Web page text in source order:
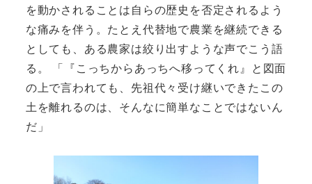
を動かされることは自らの歴史を否定されるよう
な痛みを伴う。たとえ代替地で農業を継続できる
としても、ある農家は絞り出すような声でこう語
る。 「『こっちからあっちへ移ってくれ』と図面
の上で言われても、先祖代々受け継いできたこの
土を離れるのは、そんなに簡単なことではないん
だ」